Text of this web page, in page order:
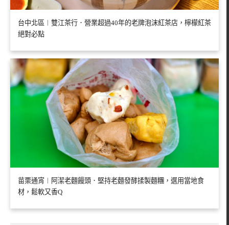
台中北區︱雙江茶行．營業超過40年的老牌泡沫紅茶店，檸檬紅茶
絕對必點
苗栗通宵︱阿潔老麵饅頭．堅持老麵發酵揉製麵糰，選用當地食
材，鬆軟又香Q